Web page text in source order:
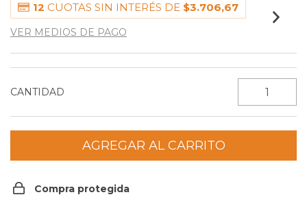
12 CUOTAS SIN INTERÉS DE $3.706,67
VER MEDIOS DE PAGO
CANTIDAD
Compra protegida